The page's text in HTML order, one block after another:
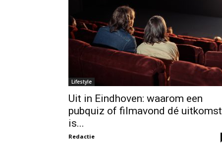
Lifestyle
Uit in Eindhoven: waarom een
pubquiz of filmavond dé uitkomst
is...
Redactie